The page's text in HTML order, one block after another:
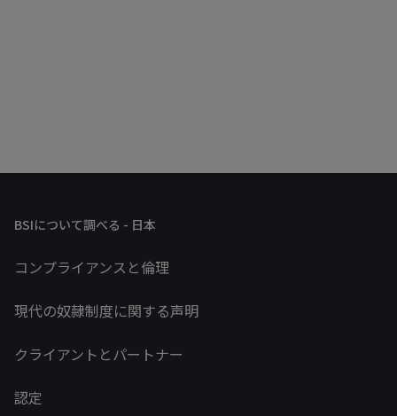
BSIについて調べる - 日本
コンプライアンスと倫理
現代の奴隷制度に関する声明
クライアントとパートナー
認定